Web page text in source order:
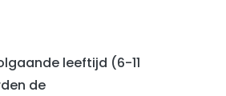
leeftijd (6-11
de